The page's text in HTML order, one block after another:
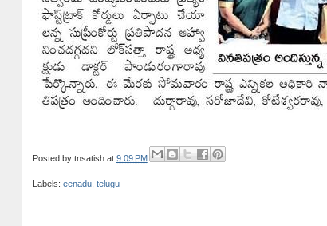
Posted by tnsatish at 9:09 PM
Labels: eenadu, telugu